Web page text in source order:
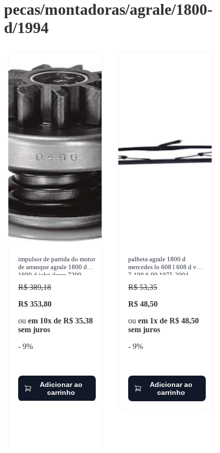
pecas/montadoras/agrale/1800-
d/1994
impulsor de partida do motor
de arranque agrale 1800 d
1600 d john deere 7200
valtra 68 1950-1998 zen -
0496
R$ 389,18
R$ 353,80
ou em 10x de R$ 35,38
sem juros
- 9%
Adicionar ao
carrinho
palheta agrale 1800 d
mercedes lo 608 l 608 d vw
7-100 6-90 1975-2004
granero - gf208
R$ 53,35
R$ 48,50
ou em 1x de R$ 48,50
sem juros
- 9%
Adicionar ao
carrinho